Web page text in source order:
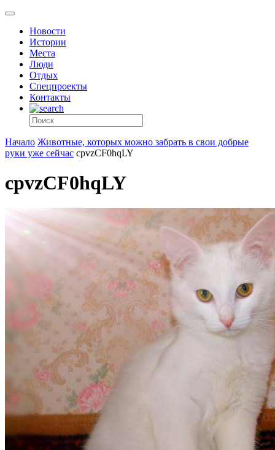
Новости
Истории
Места
Люди
Отдых
Спецпроекты
Контакты
Начало Животные, которых можно забрать в свои добрые
руки уже сейчас cpvzCF0hqLY
cpvzCF0hqLY